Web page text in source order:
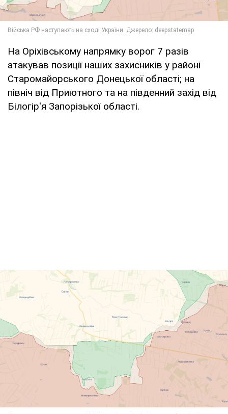
На Оріхівському напрямку ворог 7 разів
атакував позиції наших захисників у районі
Старомайорського Донецької області; на
північ від Приютного та на південний захід від
Білогір'я Запорізької області.